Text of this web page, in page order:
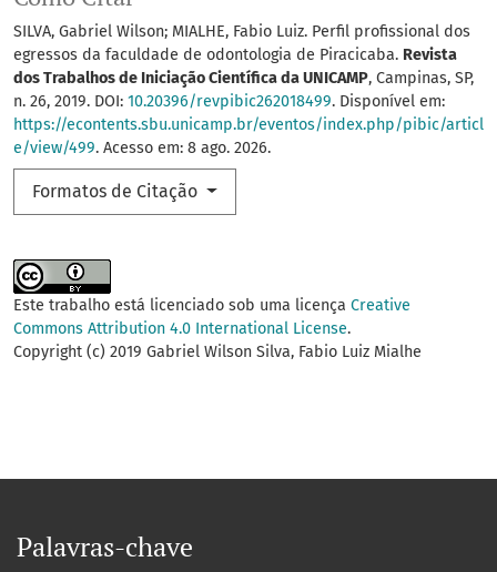
SILVA, Gabriel Wilson; MIALHE, Fabio Luiz. Perfil profissional dos
egressos da faculdade de odontologia de Piracicaba. Revista
dos Trabalhos de Iniciação Científica da UNICAMP, Campinas, SP,
n. 26, 2019. DOI: 10.20396/revpibic262018499. Disponível em:
https://econtents.sbu.unicamp.br/eventos/index.php/pibic/articl
e/view/499. Acesso em: 8 ago. 2026.
Formatos de Citação
Este trabalho está licenciado sob uma licença Creative
Commons Attribution 4.0 International License.
Copyright (c) 2019 Gabriel Wilson Silva, Fabio Luiz Mialhe
Palavras-chave